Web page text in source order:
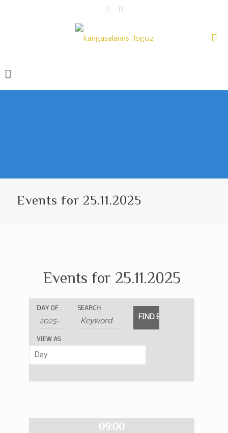
Events for 25.11.2025
Events for 25.11.2025
Events
Search
and
Views
Events
Search
DAY OF SEARCH
Event
Views
Navigation
VIEW AS
09:00